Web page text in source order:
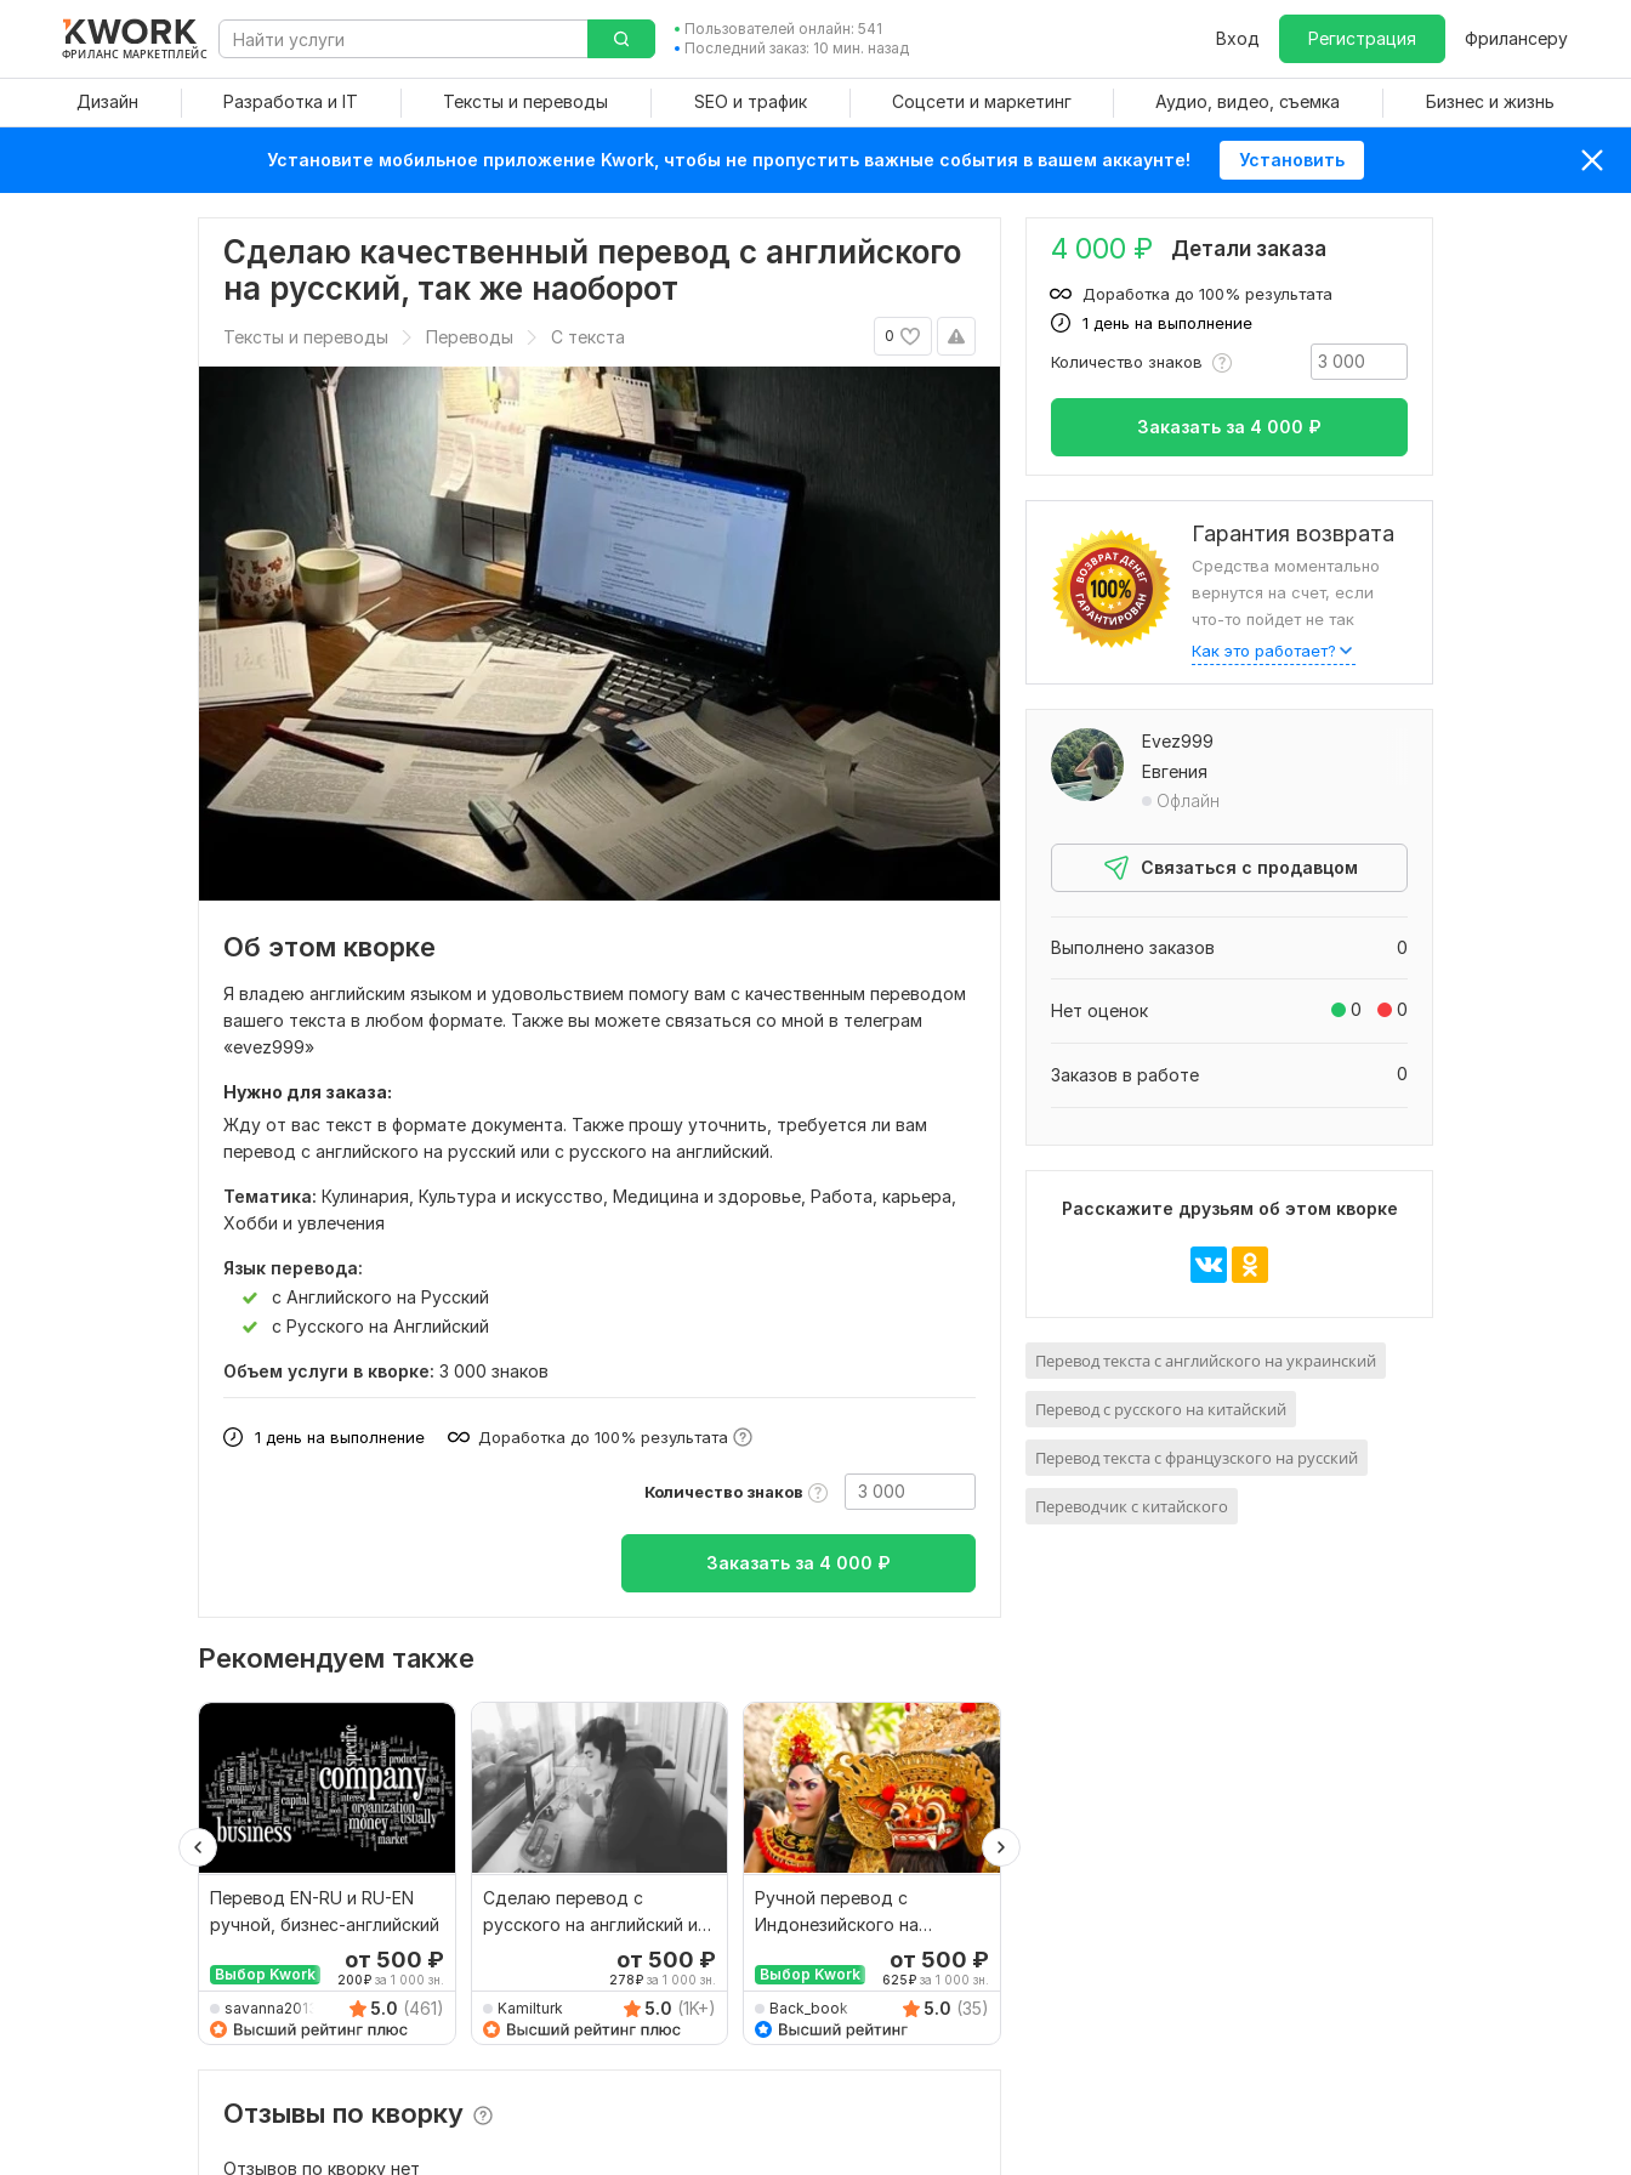
ФРИЛАНС МАРКЕТПЛЕЙС
Пользователей онлайн: 541
Последний заказ: 10 мин. назад
Вход Регистрация Фрилансеру
Дизайн Разработка и IT Тексты и переводы SEO и трафик Соцсети и маркетинг Аудио, видео, съемка Бизнес и жизнь
Установите мобильное приложение Kwork, чтобы не пропустить важные события в вашем аккаунте! Установить
Сделаю качественный перевод с английского
на русский, так же наоборот
0
Тексты и переводы Переводы С текста
Об этом кворке
Я владею английским языком и удовольствием помогу вам с качественным переводом
вашего текста в любом формате. Также вы можете связаться со мной в телеграм
«evez999»
Нужно для заказа:
Жду от вас текст в формате документа. Также прошу уточнить, требуется ли вам
перевод с английского на русский или с русского на английский.
Тематика: Кулинария, Культура и искусство, Медицина и здоровье, Работа, карьера,
Хобби и увлечения
Язык перевода:
с Английского на Русский
с Русского на Английский
Объем услуги в кворке: 3 000 знаков
1 день на выполнение Доработка до 100% результата
Количество знаков
Заказать за 4 000 ₽
Рекомендуем также
Перевод EN-RU и RU-EN
ручной, бизнес-английский
Выбор Kwork
от 500 ₽
200₽за 1 000 зн.
savanna2013 5.0 (461)
Сделаю перевод с
русского на английский и
от 500 ₽
278₽ за 1 000 зн.
Kamilturk 5.0 (1K+)
Ручной перевод с
Индонезийского на
Русский и наоборот
Выбор Kwork
от 500 ₽
625₽за 1 000 зн.
Back_book 5.0 (35)
Отзывы по кворку
Отзывов по кворку нет
4 000 ₽ Детали заказа
1 день на выполнение
Доработка до 100% результата
Количество знаков
Заказать за 4 000 ₽
Гарантия возврата
Средства моментально
вернутся на счет, если
что-то пойдет не так
Как это работает?
Evez999
Евгения
Офлайн
Связаться с продавцом
0
Выполнено заказов
0 0
Нет оценок
0
Заказов в работе
Расскажите друзьям об этом кворке
Перевод текста с английского на украинский
Перевод с русского на китайский
Перевод текста с французского на русский
Переводчик с китайского